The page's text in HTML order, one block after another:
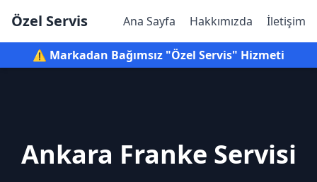
Özel Servis Ana Sayfa Hakkımızda İletişim
⚠️ Markadan Bağımsız "Özel Servis" Hizmeti
Ankara Franke Servisi